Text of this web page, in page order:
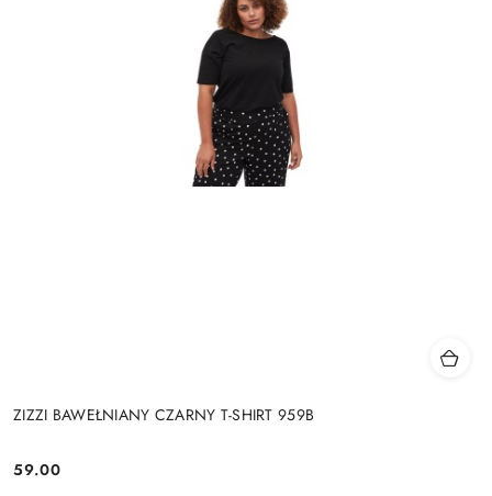
ZIZZI BAWEŁNIANY CZARNY T-SHIRT 959B
Cena:
59.00